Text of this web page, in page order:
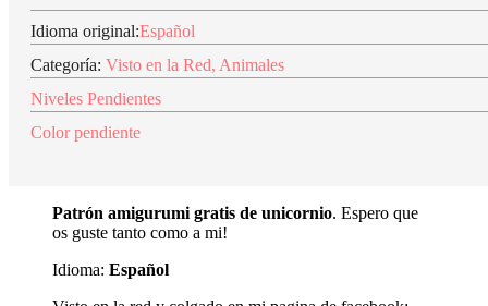
Idioma original:Español
Categoría: Visto en la Red, Animales
Niveles Pendientes
Color pendiente
Patrón amigurumi gratis de unicornio. Espero que
os guste tanto como a mi!
Idioma: Español